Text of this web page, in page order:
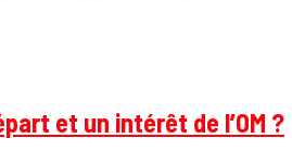
et un intérêt de l’OM ?